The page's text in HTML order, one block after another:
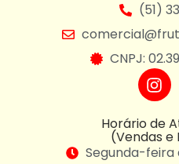
(51)
CNPJ:
Horário de
(Vendas e
Segunda-feira